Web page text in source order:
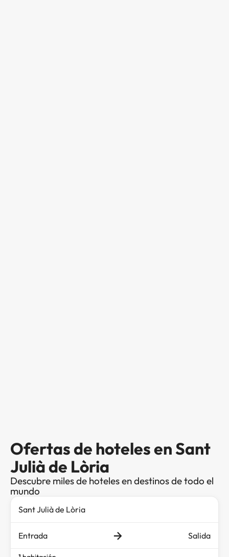
Ofertas de hoteles en Sant
Julià de Lòria
Descubre miles de hoteles en destinos de todo el
mundo
Entrada Salida